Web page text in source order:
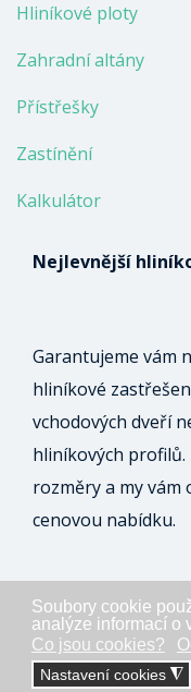
Soubory cookie
analýze informací o
Co jsou cookies?
Nastavení cookies ◮
Hliníkové ploty
Zahradní altány
Přístřešky
Zastínění
Kalkulátor
Nejlevnější
Garantujeme vám
hliníkové
vchodových dveří
hliníkových
rozměry a my vám
cenovou nabídku.
ODESLAT